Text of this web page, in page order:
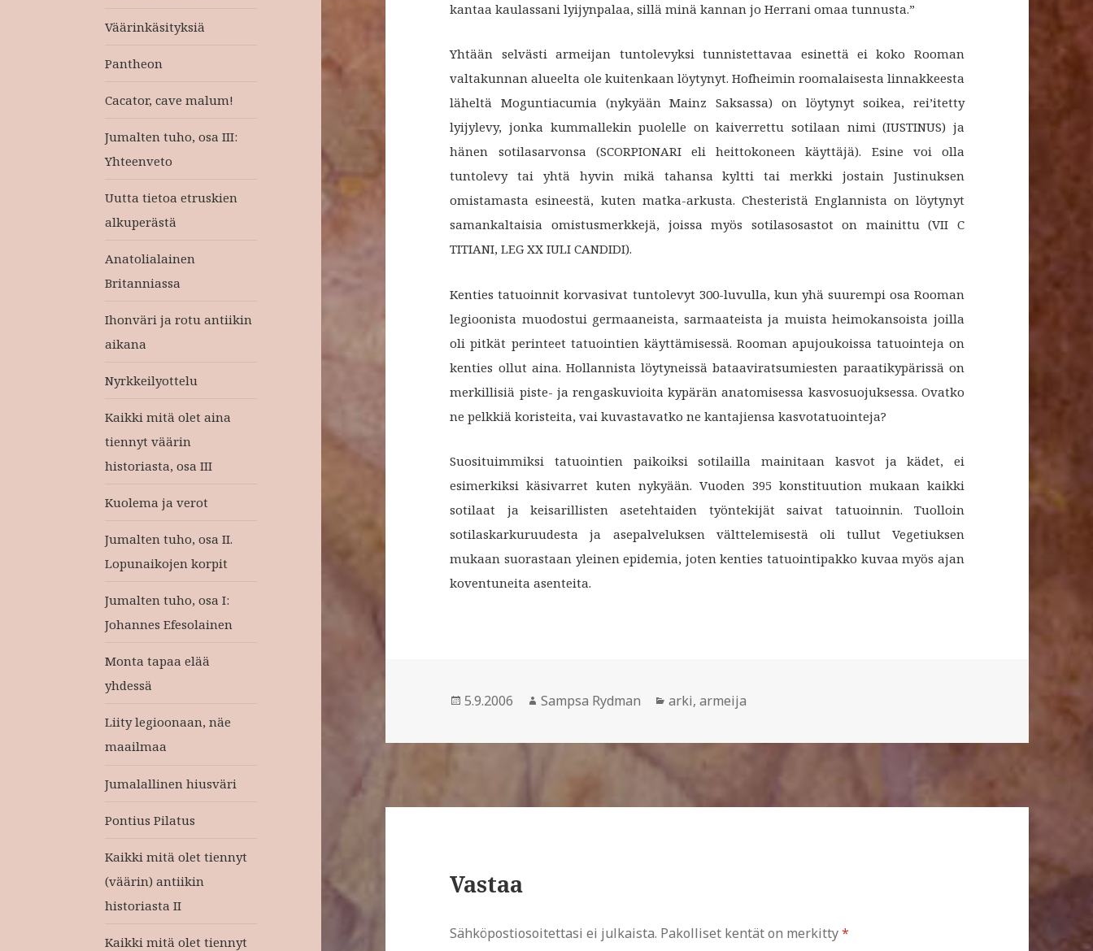
Väärinkäsityksiä
Pantheon
Cacator, cave malum!
Jumalten tuho, osa III:
Yhteenveto
Uutta tietoa etruskien
alkuperästä
Anatolialainen
Britanniassa
Ihonväri ja rotu antiikin
aikana
Nyrkkeilyottelu
Kaikki mitä olet aina
tiennyt väärin
historiasta, osa III
Kuolema ja verot
Jumalten tuho, osa II.
Lopunaikojen korpit
Jumalten tuho, osa I:
Johannes Efesolainen
Monta tapaa elää
yhdessä
Liity legioonaan, näe
maailmaa
Jumalallinen hiusväri
Pontius Pilatus
Kaikki mitä olet tiennyt
(väärin) antiikin
historiasta II
Kaikki mitä olet tiennyt
kantaa kaulassani lyijynpalaa, sillä minä kannan jo Herrani omaa tunnusta.”
Yhtään selvästi armeijan tuntolevyksi tunnistettavaa esinettä ei koko Rooman
valtakunnan alueelta ole kuitenkaan löytynyt. Hofheimin roomalaisesta linnakkeesta
läheltä Moguntiacumia (nykyään Mainz Saksassa) on löytynyt soikea, rei’itetty
lyijylevy, jonka kummallekin puolelle on kaiverrettu sotilaan nimi (IUSTINUS) ja
hänen sotilasarvonsa (SCORPIONARI eli heittokoneen käyttäjä). Esine voi olla
tuntolevy tai yhtä hyvin mikä tahansa kyltti tai merkki jostain Justinuksen
omistamasta esineestä, kuten matka-arkusta. Chesteristä Englannista on löytynyt
samankaltaisia omistusmerkkejä, joissa myös sotilasosastot on mainittu (VII C
TITIANI, LEG XX IULI CANDIDI).
Kenties tatuoinnit korvasivat tuntolevyt 300-luvulla, kun yhä suurempi osa Rooman
legioonista muodostui germaaneista, sarmaateista ja muista heimokansoista joilla
oli pitkät perinteet tatuointien käyttämisessä. Rooman apujoukoissa tatuointeja on
kenties ollut aina. Hollannista löytyneissä bataaviratsumiesten paraatikypärissä on
merkillisiä piste- ja rengaskuvioita kypärän anatomisessa kasvosuojuksessa. Ovatko
ne pelkkiä koristeita, vai kuvastavatko ne kantajiensa kasvotatuointeja?
Suosituimmiksi tatuointien paikoiksi sotilailla mainitaan kasvot ja kädet, ei
esimerkiksi käsivarret kuten nykyään. Vuoden 395 konstituution mukaan kaikki
sotilaat ja keisarillisten asetehtaiden työntekijät saivat tatuoinnin. Tuolloin
sotilaskarkuruudesta ja asepalveluksen välttelemisestä oli tullut Vegetiuksen
mukaan suorastaan yleinen epidemia, joten kenties tatuointipakko kuvaa myös ajan
koventuneita asenteita.
Julkaistu
5.9.2006 Kirjoittaja
Sampsa Rydman Kategoriat
arki,armeija
Vastaa
Sähköpostiosoitettasi ei julkaista. Pakolliset kentät on merkitty*